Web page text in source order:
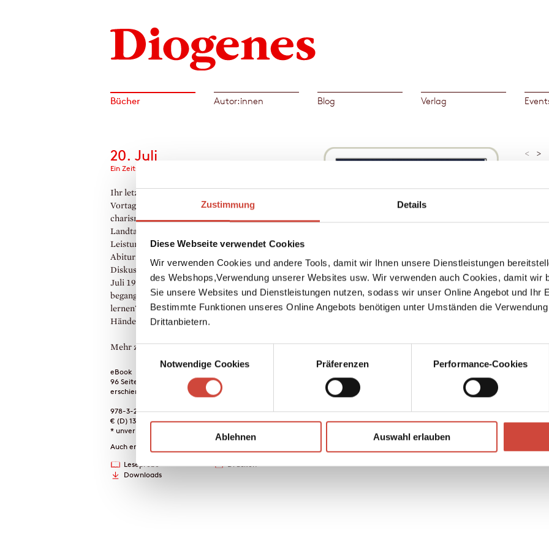
Zustimmung Details
Diese Webseite verwendet Cookies
Wir verwenden Cookies und andere Tools, damit wir Ihnen unsere Dienstleistungen
des Webshops,Verwendung unserer Websites usw. Wir verwenden auch Cookies, damit wir
Sie unsere Websites und Dienstleistungen nutzen, sodass wir unser Online Angebot und Ihr
Bestimmte Funktionen unseres Online Angebots benötigen unter Umständen die
Drittanbietern.
Einwilligungsauswahl
Notwendige Cookies
Präferenzen Performance-Cookies
Ablehnen Auswahl erlauben
Bücher Autor:innen Blog Verlag
Kaufen
20. Juli
Ein Zeitstück
Ihr letzter Schultag fällt auf den 20. Juli. Am
Vortag hat die Deutsche Aktion mit ihrem
charismatischen jungen Führer bei der
Landtagswahl 37 Prozent bekommen. Im
Leistungskurs Geschichte entbrennt unter den
Abiturienten und ihrem Lehrer eine hitzige
Diskussion. Das Attentat auf Hitler kam am 20.
Juli 1944 viel zu spät. Es hätte am 20. Juli 1931
begangen werden müssen. Was ist daraus zu
lernen? Zuwarten oder eingreifen? Saubere
Hände behalten oder schmutzige riskieren?
Mehr zum Inhalt
eBook
96 Seiten (Printausgabe)
erschienen am 26. Mai 2021
978-3-257-61179-3
€ (D) 13.99 / sFr 18.00* / € (A) 13.99
* unverb. Preisempfehlung
Auch erhältlich als
Leseprobe
Downloads
Drucken
< >